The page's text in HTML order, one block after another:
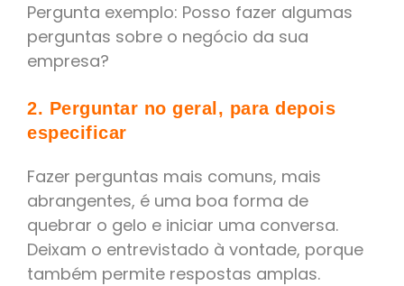
Pergunta exemplo: Posso fazer algumas
perguntas sobre o negócio da sua
empresa?
2. Perguntar no geral, para depois
especificar
Fazer perguntas mais comuns, mais
abrangentes, é uma boa forma de
quebrar o gelo e iniciar uma conversa.
Deixam o entrevistado à vontade, porque
também permite respostas amplas.